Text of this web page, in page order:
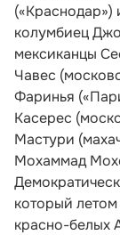
колумбиец
мексиканцы
Чавес
Фаринья
Касерес
Мастури
Мохаммад
который
красно-белых